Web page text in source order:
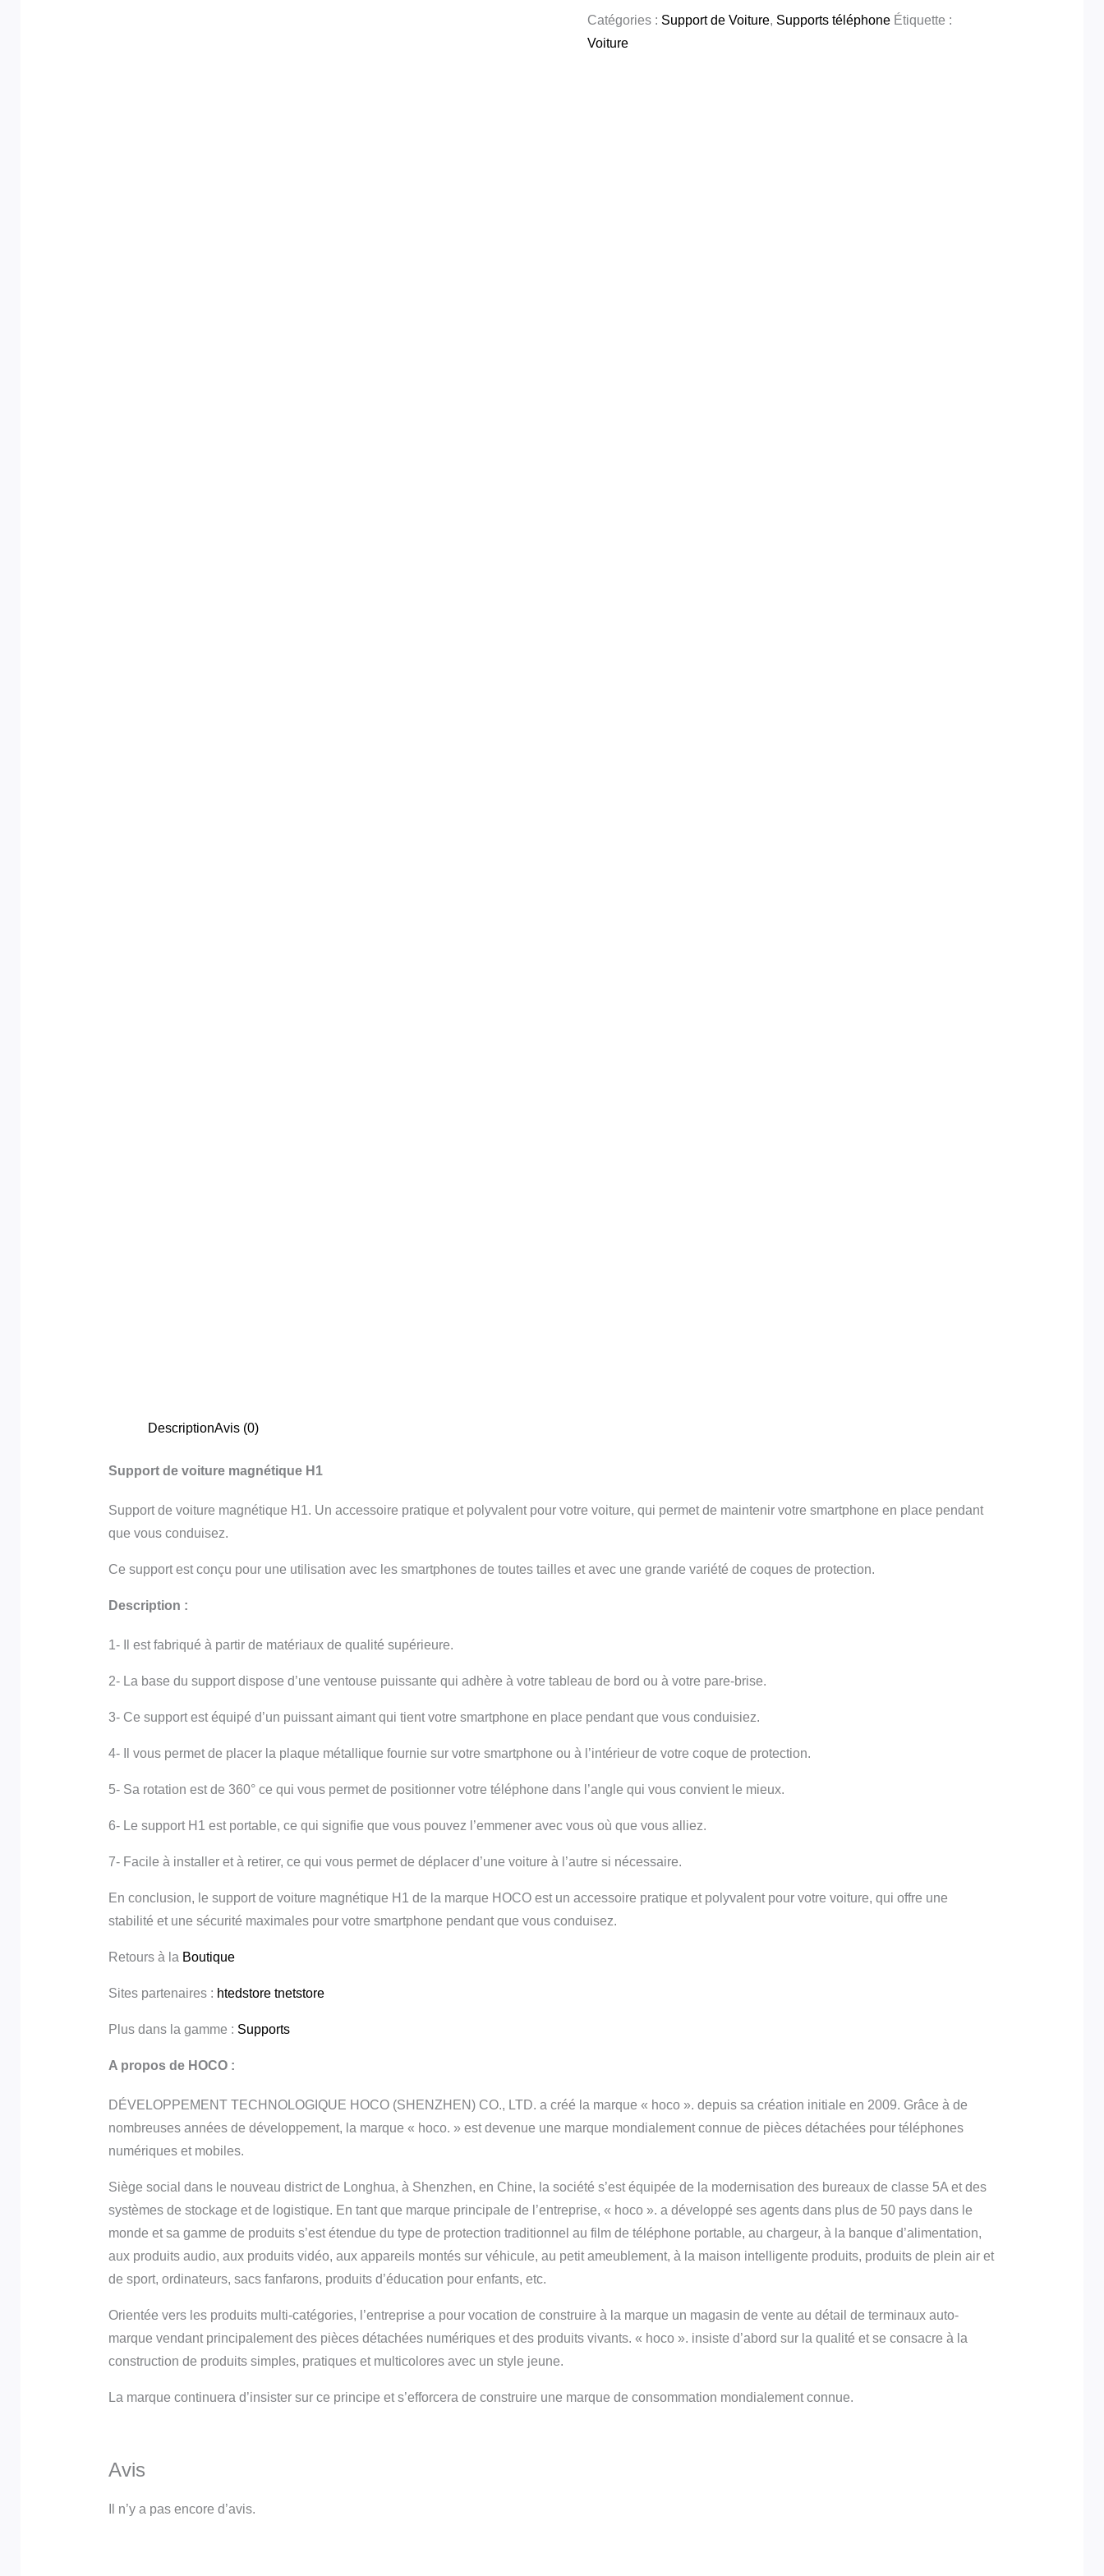
Catégories : Support de Voiture, Supports téléphone Étiquette :
Voiture
DescriptionAvis (0)
Support de voiture magnétique H1
Support de voiture magnétique H1. Un accessoire pratique et polyvalent pour votre voiture, qui permet de maintenir votre smartphone en place pendant
que vous conduisez.
Ce support est conçu pour une utilisation avec les smartphones de toutes tailles et avec une grande variété de coques de protection.
Description :
1- Il est fabriqué à partir de matériaux de qualité supérieure.
2- La base du support dispose d’une ventouse puissante qui adhère à votre tableau de bord ou à votre pare-brise.
3- Ce support est équipé d’un puissant aimant qui tient votre smartphone en place pendant que vous conduisiez.
4- Il vous permet de placer la plaque métallique fournie sur votre smartphone ou à l’intérieur de votre coque de protection.
5- Sa rotation est de 360° ce qui vous permet de positionner votre téléphone dans l’angle qui vous convient le mieux.
6- Le support H1 est portable, ce qui signifie que vous pouvez l’emmener avec vous où que vous alliez.
7- Facile à installer et à retirer, ce qui vous permet de déplacer d’une voiture à l’autre si nécessaire.
En conclusion, le support de voiture magnétique H1 de la marque HOCO est un accessoire pratique et polyvalent pour votre voiture, qui offre une
stabilité et une sécurité maximales pour votre smartphone pendant que vous conduisez.
Retours à la Boutique
Sites partenaires : htedstore tnetstore
Plus dans la gamme : Supports
A propos de HOCO :
DÉVELOPPEMENT TECHNOLOGIQUE HOCO (SHENZHEN) CO., LTD. a créé la marque « hoco ». depuis sa création initiale en 2009. Grâce à de
nombreuses années de développement, la marque « hoco. » est devenue une marque mondialement connue de pièces détachées pour téléphones
numériques et mobiles.
Siège social dans le nouveau district de Longhua, à Shenzhen, en Chine, la société s’est équipée de la modernisation des bureaux de classe 5A et des
systèmes de stockage et de logistique. En tant que marque principale de l’entreprise, « hoco ». a développé ses agents dans plus de 50 pays dans le
monde et sa gamme de produits s’est étendue du type de protection traditionnel au film de téléphone portable, au chargeur, à la banque d’alimentation,
aux produits audio, aux produits vidéo, aux appareils montés sur véhicule, au petit ameublement, à la maison intelligente produits, produits de plein air et
de sport, ordinateurs, sacs fanfarons, produits d’éducation pour enfants, etc.
Orientée vers les produits multi-catégories, l’entreprise a pour vocation de construire à la marque un magasin de vente au détail de terminaux auto-
marque vendant principalement des pièces détachées numériques et des produits vivants. « hoco ». insiste d’abord sur la qualité et se consacre à la
construction de produits simples, pratiques et multicolores avec un style jeune.
La marque continuera d’insister sur ce principe et s’efforcera de construire une marque de consommation mondialement connue.
Avis
Il n’y a pas encore d’avis.